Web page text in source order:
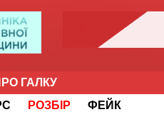
ГАЛКУ
РОЗБІР ФЕЙК